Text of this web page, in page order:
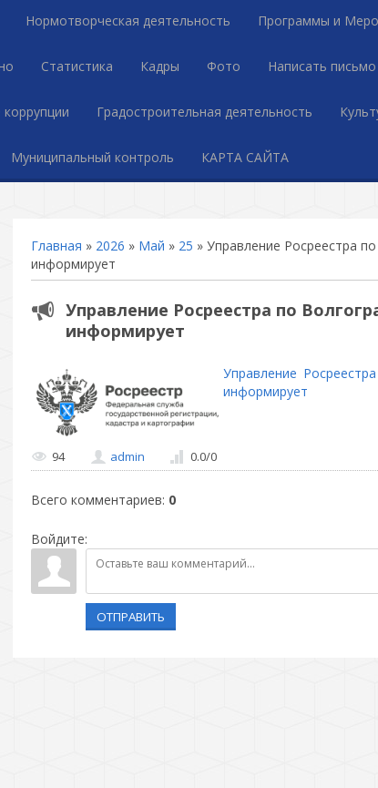
Нормотворческая деятельность Программы и
Статистика Кадры Фото Написать письмо
Градостроительная деятельность
Муниципальный контроль КАРТА САЙТА
Главная » 2026 » Май » 25 » Управление Росреестра
информирует
Управление Росреестра по
информирует
Управление
информирует
94 admin 0.0/0
Всего комментариев: 0
Войдите:
ОТПРАВИТЬ